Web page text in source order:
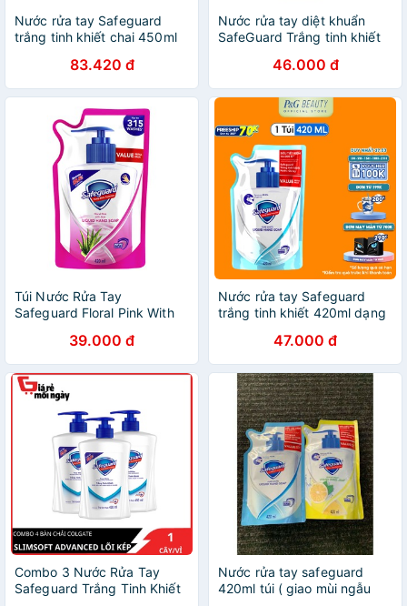
Nước rửa tay Safeguard
trắng tinh khiết chai 450ml
83.420 đ
Nước rửa tay diệt khuẩn
SafeGuard Trắng tinh khiết
46.000 đ
Túi Nước Rửa Tay
Safeguard Floral Pink With
39.000 đ
Nước rửa tay Safeguard
trắng tinh khiết 420ml dạng
47.000 đ
Combo 3 Nước Rửa Tay
Safeguard Trắng Tinh Khiết
Nước rửa tay safeguard
420ml túi ( giao mùi ngẫu